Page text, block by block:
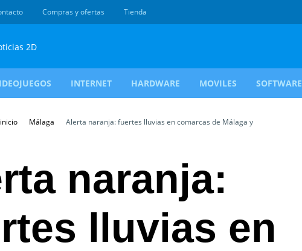
Compras y ofertas Tienda
INTERNET HARDWARE MOVILES SOFTWARE
Málaga
Alerta naranja: fuertes lluvias en comarcas de Málaga y
naranja:
lluvias en